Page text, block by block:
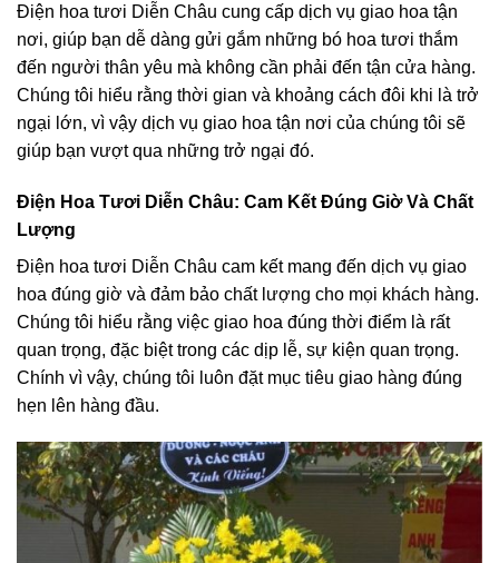
Điện hoa tươi Diễn Châu cung cấp dịch vụ giao hoa tận
nơi, giúp bạn dễ dàng gửi gắm những bó hoa tươi thắm
đến người thân yêu mà không cần phải đến tận cửa hàng.
Chúng tôi hiểu rằng thời gian và khoảng cách đôi khi là trở
ngại lớn, vì vậy dịch vụ giao hoa tận nơi của chúng tôi sẽ
giúp bạn vượt qua những trở ngại đó.
Điện Hoa Tươi Diễn Châu: Cam Kết Đúng Giờ Và Chất
Lượng
Điện hoa tươi Diễn Châu cam kết mang đến dịch vụ giao
hoa đúng giờ và đảm bảo chất lượng cho mọi khách hàng.
Chúng tôi hiểu rằng việc giao hoa đúng thời điểm là rất
quan trọng, đặc biệt trong các dịp lễ, sự kiện quan trọng.
Chính vì vậy, chúng tôi luôn đặt mục tiêu giao hàng đúng
hẹn lên hàng đầu.